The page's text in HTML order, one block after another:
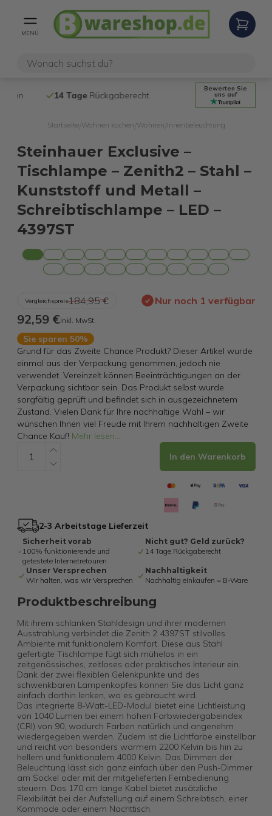
MENÜ
14 Tage Rückgaberecht Kostenloser
Bewerten Sie
uns auf
Startseite/ Wohnen kochen Wohnen Innenbeleuchtung
Steinhauer Exclusive –
Tischlampe – Zenith2 – Stahl –
Kunststoff und Metall –
Schreibtischlampe – LED –
4397ST
Vergleichspreis184,95 € Nur noch 1 verfügbar
92,59 €inkl. MwSt.
Sie sparen 50%
Grund für das Zweite Chance Produkt? Dieser Artikel wurde
einmal aus der Verpackung genommen, jedoch nie
verwendet. Vereinzelt können Beeinträchtigungen an der
Verpackung sichtbar sein. Das Produkt selbst wurde
sorgfältig geprüft und befindet sich in ausgezeichnetem
Zustand. Vielen Dank für Ihre nachhaltige Wahl – wir
wünschen Ihnen viel Freude mit Ihrem nachhaltigen Zweite
Chance Kauf! Mehr lesen...
In den Warenkorb
2-3 Arbeitstage Lieferzeit
Sicherheit vorab
100% funktionierende und
getestete Internetretouren
Nicht gut? Geld zurück?
14 Tage Rückgaberecht
Unser Versprechen
Wir halten, was wir Versprechen
Nachhaltigkeit
Nachhaltig einkaufen = B-Ware
Produktbeschreibung
Mit ihrem schlanken Stahldesign und ihrer modernen
Ausstrahlung verbindet die Zenith 2 4397ST stilvolles
Ambiente mit funktionalem Komfort. Diese aus Stahl
gefertigte Tischlampe fügt sich mühelos in ein
zeitgenössisches, zeitloses oder praktisches Interieur ein.
Dank der zwei flexiblen Gelenkpunkte und des
schwenkbaren Lampenkopfes können Sie das Licht ganz
einfach dorthin lenken, wo es gebraucht wird.
Das integrierte 8-Watt-LED-Modul bietet eine Lichtleistung
von 1040 Lumen bei einem hohen Farbwiedergabeindex
(CRI) von 90, wodurch Farben natürlich und angenehm
wiedergegeben werden. Zudem ist die Lichtfarbe einstellbar
und reicht von besonders warmem 2200 Kelvin bis hin zu
hellem und funktionalem 4000 Kelvin. Das Dimmen der
Beleuchtung lässt sich ganz einfach über den Push-Dimmer
am Sockel oder mit der mitgelieferten Fernbedienung
steuern. Das 170 cm lange Kabel bietet zusätzliche
Flexibilität bei der Aufstellung auf einem Schreibtisch, einer
Kommode oder einem Nachttisch.